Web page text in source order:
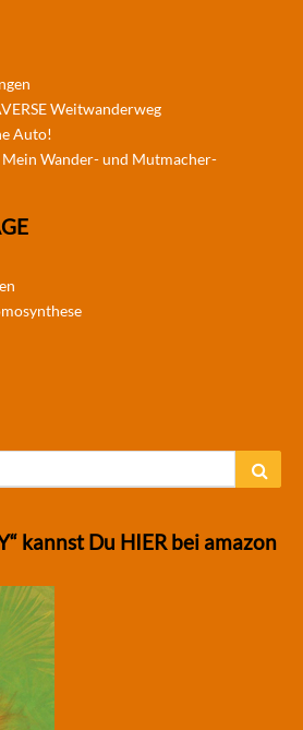
Weitwanderweg
Auto!
Wander- und Mutmacher-
kannst Du HIER bei amazon